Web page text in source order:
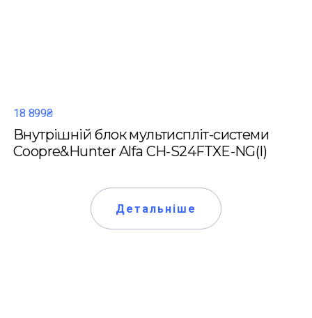
18 899₴
Внутрішній блок мультиспліт-системи
Coopre&Hunter Alfa CH-S24FTXE-NG(I)
Детальніше